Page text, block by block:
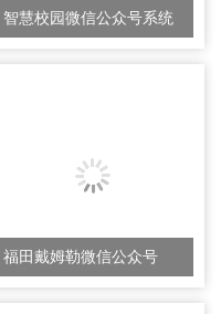
智慧校园微信公众号系统
福田戴姆勒微信公众号